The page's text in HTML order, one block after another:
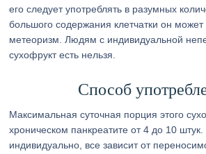
его следует употреблять в разумных
большого содержания клетчатки он может
метеоризм. Людям с индивидуальной
сухофрукт есть нельзя.
Способ
Максимальная суточная порция этого
хроническом панкреатите от 4 до 10 штук.
индивидуально, все зависит от